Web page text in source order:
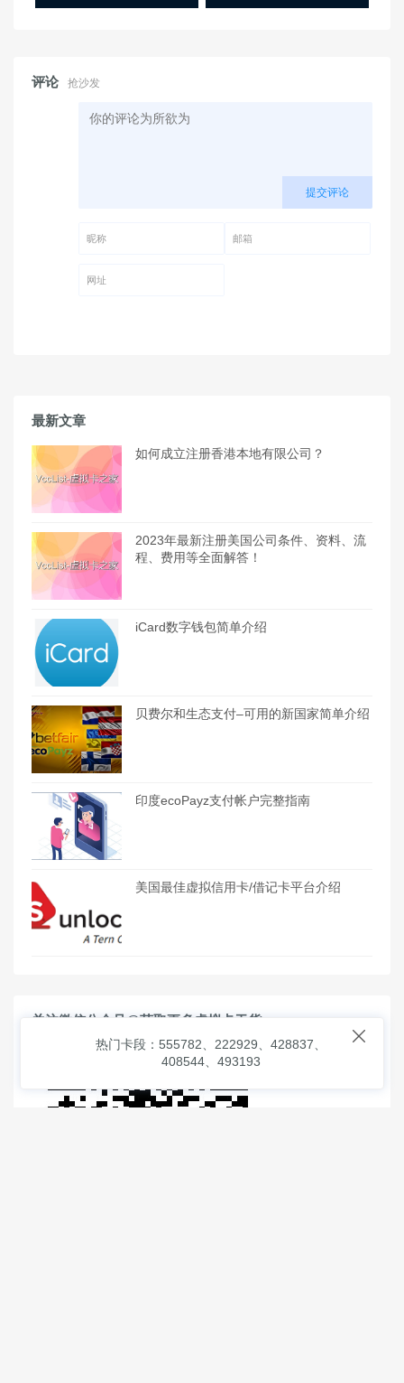
评论 抢沙发
提交评论
最新文章
如何成立注册香港本地有限公司？
2023年最新注册美国公司条件、资料、流
程、费用等全面解答！
iCard数字钱包简单介绍
贝费尔和生态支付–可用的新国家简单介绍
印度ecoPayz支付帐户完整指南
美国最佳虚拟信用卡/借记卡平台介绍
关注微信公众号@获取更多虚拟卡干货

热门卡段：555782、222929、428837、
408544、493193